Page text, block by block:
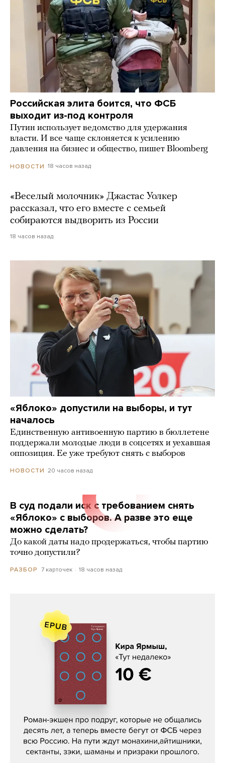
Российская элита боится, что ФСБ
выходит из-под контроля
Путин использует ведомство для удержания
власти. И все чаще склоняется к усилению
давления на бизнес и общество, пишет Bloomberg
НОВОСТИ 18 часов назад
«Веселый молочник» Джастас Уолкер
рассказал, что его вместе с семьей
собираются выдворить из России
18 часов назад
«Яблоко» допустили на выборы, и тут
началось
Единственную антивоенную партию в бюллетене
поддержали молодые люди в соцсетях и уехавшая
оппозиция. Ее уже требуют снять с выборов
НОВОСТИ 20 часов назад
В суд подали иск с требованием снять
«Яблоко» с выборов. А разве это еще
можно сделать?
До какой даты надо продержаться, чтобы партию
точно допустили?
РАЗБОР 7 карточек 18 часов назад
Кира Ярмыш, «Тут недалеко»